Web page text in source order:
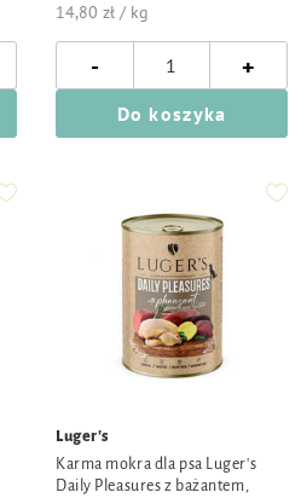
14,80 zł / kg
- +
Do koszyka
Luger's
Karma mokra dla psa Luger's
Daily Pleasures z bażantem,